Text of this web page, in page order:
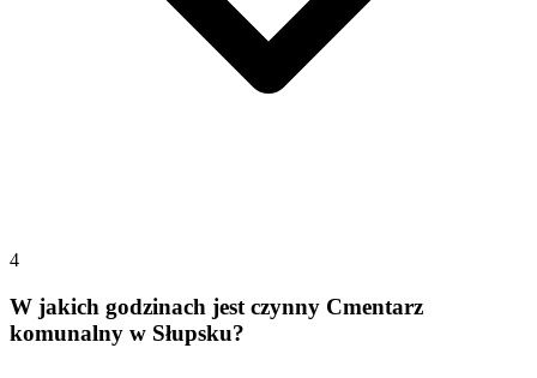
4
W jakich godzinach jest czynny Cmentarz
komunalny w Słupsku?